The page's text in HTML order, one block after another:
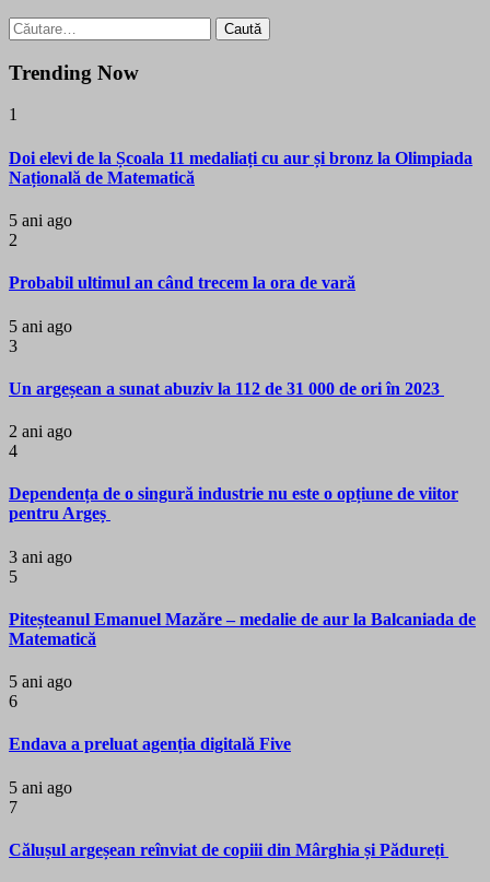
Caută
după:
Trending Now
1
Doi elevi de la Școala 11 medaliați cu aur și bronz la Olimpiada
Națională de Matematică
5 ani ago
2
Probabil ultimul an când trecem la ora de vară
5 ani ago
3
Un argeșean a sunat abuziv la 112 de 31 000 de ori în 2023
2 ani ago
4
Dependența de o singură industrie nu este o opțiune de viitor
pentru Argeș
3 ani ago
5
Piteșteanul Emanuel Mazăre – medalie de aur la Balcaniada de
Matematică
5 ani ago
6
Endava a preluat agenția digitală Five
5 ani ago
7
Călușul argeșean reînviat de copiii din Mârghia și Pădureți